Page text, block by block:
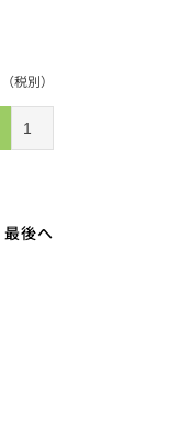
（税別）
最後へ